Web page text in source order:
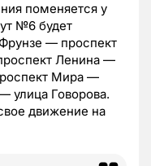
поменяется у
№6 будет
— проспект
Ленина —
Мира —
улица Говорова.
движение на